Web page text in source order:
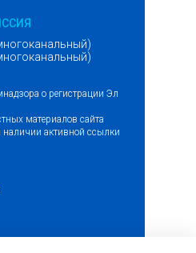
о регистрации Эл
материалов сайта
активной ссылки